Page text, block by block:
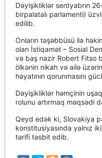
Dəyişikliklər sentyabrın
birpalatalı parlamenti)
edilib.
Onların təşəbbüsü ilə
olan İstiqamət – Sosial
və baş nazir Robert Fitso
ölkənin nikah və ailə
həyatının qorunmasını
Dəyişikliklər həmçinin
rolunu artırmaq məqsədi
Qeyd edək ki, Slovakiya
konstitusiyasında yalnız
tərifi təsbit edib.